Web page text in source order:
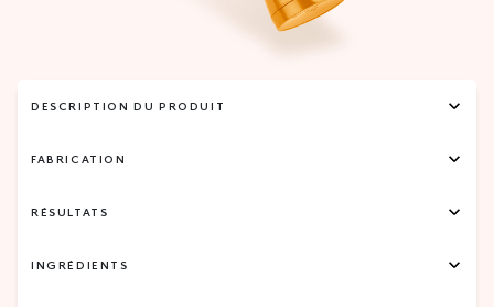
DESCRIPTION DU PRODUIT
FABRICATION
RÉSULTATS
INGRÉDIENTS